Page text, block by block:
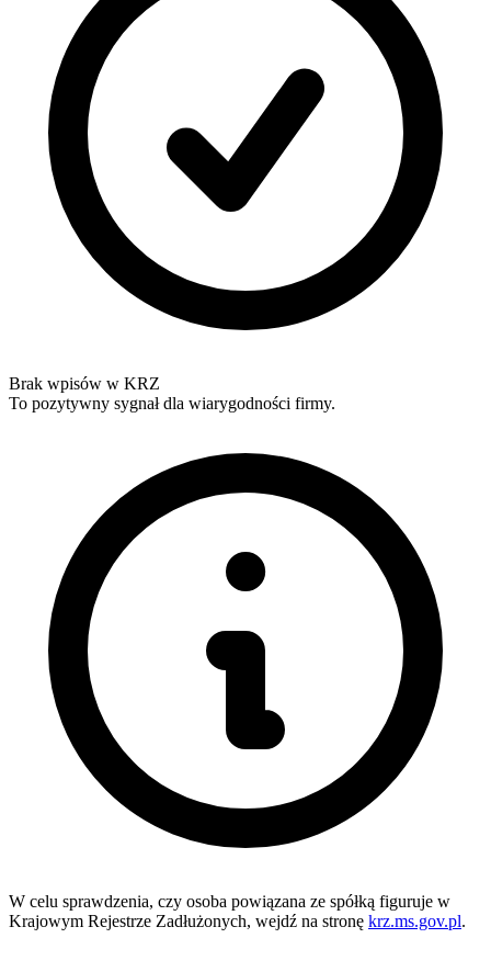
Brak wpisów w KRZ
To pozytywny sygnał dla wiarygodności firmy.
W celu sprawdzenia, czy osoba powiązana ze spółką figuruje w
Krajowym Rejestrze Zadłużonych, wejdź na stronę krz.ms.gov.pl.